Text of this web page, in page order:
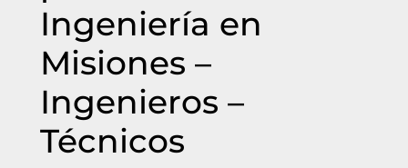
Ingeniería en
Misiones –
Ingenieros –
Técnicos